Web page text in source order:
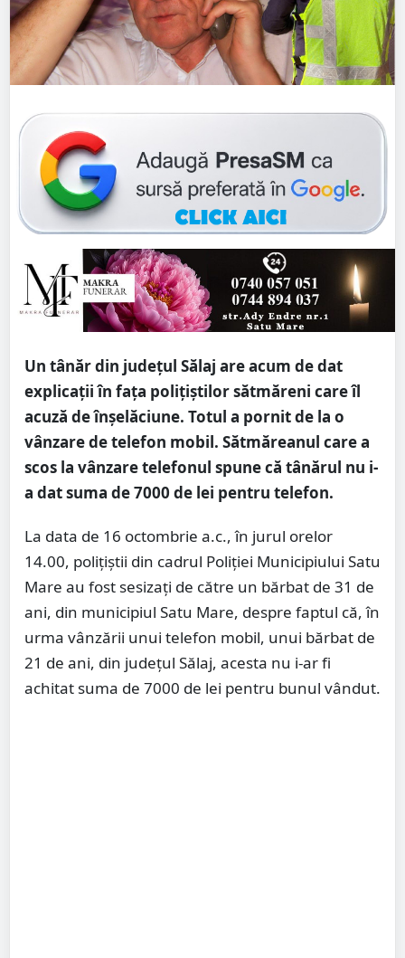
Un tânăr din județul Sălaj are acum de dat
explicații în fața polițiștilor sătmăreni care îl
acuză de înșelăciune. Totul a pornit de la o
vânzare de telefon mobil. Sătmăreanul care a
scos la vânzare telefonul spune că tânărul nu i-
a dat suma de 7000 de lei pentru telefon.
La data de 16 octombrie a.c., în jurul orelor
14.00, polițiștii din cadrul Poliției Municipiului Satu
Mare au fost sesizați de către un bărbat de 31 de
ani, din municipiul Satu Mare, despre faptul că, în
urma vânzării unui telefon mobil, unui bărbat de
21 de ani, din județul Sălaj, acesta nu i-ar fi
achitat suma de 7000 de lei pentru bunul vândut.